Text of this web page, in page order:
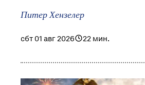
Питер Хензелер
сбт 01 авг 2026 22 мин.